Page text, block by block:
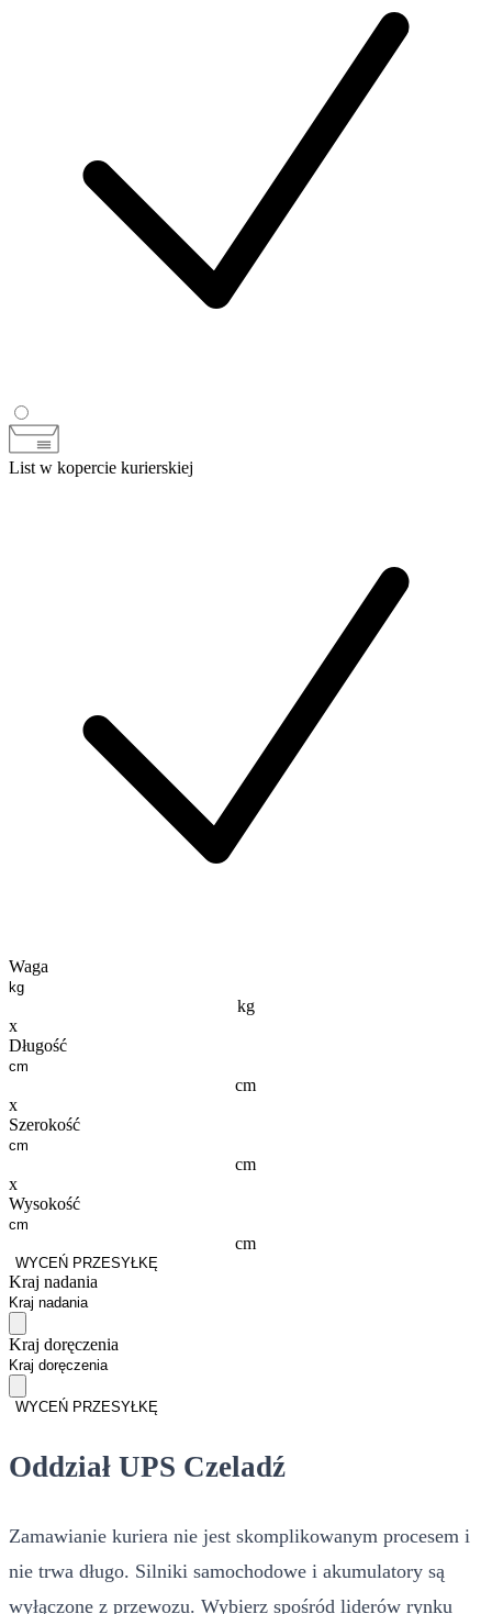
List w kopercie kurierskiej
Waga
kg
x
Długość
cm
x
Szerokość
cm
x
Wysokość
cm
WYCEŃ PRZESYŁKĘ
Kraj nadania
Kraj doręczenia
WYCEŃ PRZESYŁKĘ
Oddział UPS Czeladź
Zamawianie kuriera nie jest skomplikowanym procesem i
nie trwa długo. Silniki samochodowe i akumulatory są
wyłączone z przewozu. Wybierz spośród liderów rynku